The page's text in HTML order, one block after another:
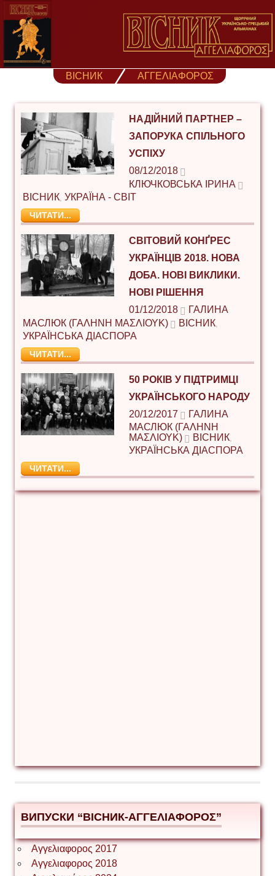
Skip
content
ВІСНИК ΑΓΓΕΛΙΑΦΟΡΟΣ
НАДІЙНИЙ ПАРТНЕР –
ЗАПОРУКА СПІЛЬНОГО
УСПІХУ
08/12/2018
КЛЮЧКОВСЬКА ІРИНА
ВІСНИК, УКРАЇНА - СВІТ
ЧИТАТИ...
СВІТОВИЙ КОНҐРЕС
УКРАЇНЦІВ 2018. НОВА
ДОБА. НОВІ ВИКЛИКИ.
НОВІ РІШЕННЯ
01/12/2018
ГАЛИНА
МАСЛЮК (ΓΑΛΉΝΗ ΜΑΣΛΙΟΎΚ)
ВІСНИК,
УКРАЇНСЬКА ДІАСПОРА
ЧИТАТИ...
50 РОКІВ У ПІДТРИМЦІ
УКРАЇНСЬКОГО НАРОДУ
20/12/2017
ГАЛИНА
МАСЛЮК (ΓΑΛΉΝΗ
ΜΑΣΛΙΟΎΚ)
ВІСНИК,
УКРАЇНСЬКА ДІАСПОРА
ЧИТАТИ...
ВИПУСКИ “ВІСНИК-ΑΓΓΕΛΙΑΦΟΡΟΣ”
Αγγελιαφορος 2017
Αγγελιαφορος 2018